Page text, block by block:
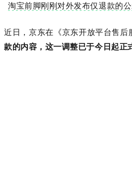
淘宝前脚刚刚对外发布仅退款的
近日，京东在《京东开放平台售后
款的内容，这一调整已于今日起正